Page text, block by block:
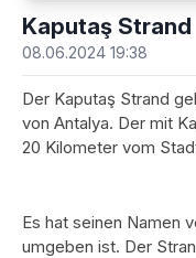
Kaputaş Strand
08.06.2024 19:38
Der Kaputaş Strand
von Antalya. Der mit
20 Kilometer vom
Es hat seinen Namen
umgeben ist. Der